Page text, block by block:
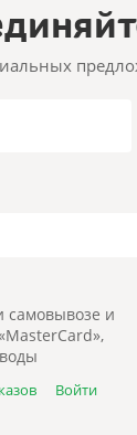
самовывозе и
Войти